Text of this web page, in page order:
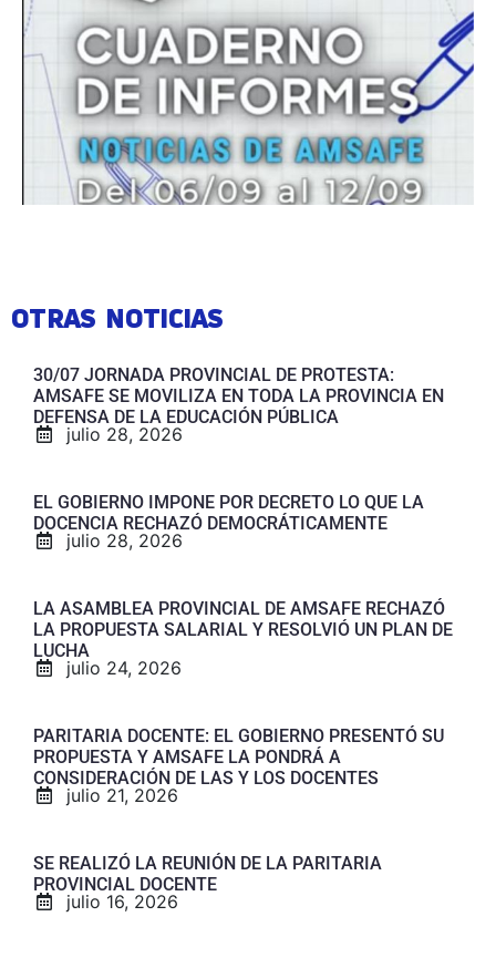
OTRAS NOTICIAS
30/07 JORNADA PROVINCIAL DE PROTESTA:
AMSAFE SE MOVILIZA EN TODA LA PROVINCIA EN
DEFENSA DE LA EDUCACIÓN PÚBLICA
julio 28, 2026
EL GOBIERNO IMPONE POR DECRETO LO QUE LA
DOCENCIA RECHAZÓ DEMOCRÁTICAMENTE
julio 28, 2026
LA ASAMBLEA PROVINCIAL DE AMSAFE RECHAZÓ
LA PROPUESTA SALARIAL Y RESOLVIÓ UN PLAN DE
LUCHA
julio 24, 2026
PARITARIA DOCENTE: EL GOBIERNO PRESENTÓ SU
PROPUESTA Y AMSAFE LA PONDRÁ A
CONSIDERACIÓN DE LAS Y LOS DOCENTES
julio 21, 2026
SE REALIZÓ LA REUNIÓN DE LA PARITARIA
PROVINCIAL DOCENTE
julio 16, 2026